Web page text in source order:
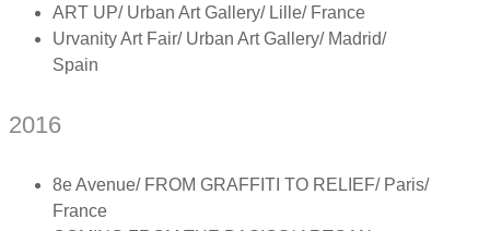
ART UP/ Urban Art Gallery/ Lille/ France
Urvanity Art Fair/ Urban Art Gallery/ Madrid/
Spain
2016
8e Avenue/ FROM GRAFFITI TO RELIEF/ Paris/
France